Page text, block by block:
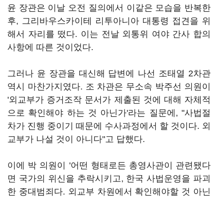
윤 장관은 이날 오전 질의에서 이같은 모습을 반복한
후, 그리바우스카이테 리투아니아 대통령 접견을 위
해서 자리를 떴다. 이는 전날 외통위 여야 간사 합의
사항에 따른 것이었다.
그러나 윤 장관을 대신해 답변에 나선 조태열 2차관
역시 마찬가지였다. 조 차관은 무소속 박주선 의원이
'외교부가 증거조작 문서가 제출된 것에 대해 자체적
으로 확인해야 하는 것 아닌가'라는 질문에, "사법절
차가 진행 중이기 때문에 수사과정에서 할 것이다. 외
교부가 나설 것이 아니다"고 답했다.
이에 박 의원이 '어떤 형태로든 총영사관이 관련됐다
면 국가의 위신을 추락시키고, 한국 사법운영을 파괴
한 중대범죄다. 외교부 차원에서 확인해야할 것 아닌